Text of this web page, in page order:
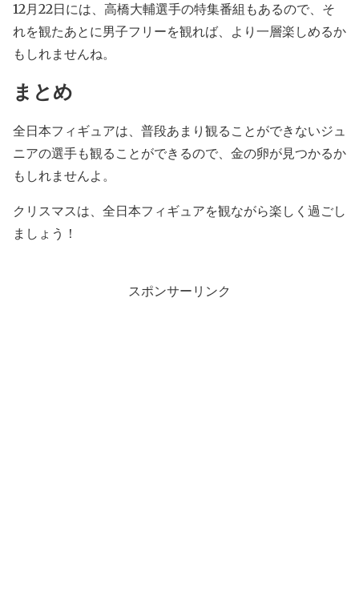
12月22日には、高橋大輔選手の特集番組もあるので、そ
れを観たあとに男子フリーを観れば、より一層楽しめるか
もしれませんね。
まとめ
全日本フィギュアは、普段あまり観ることができないジュ
ニアの選手も観ることができるので、金の卵が見つかるか
もしれませんよ。
クリスマスは、全日本フィギュアを観ながら楽しく過ごし
ましょう！
スポンサーリンク